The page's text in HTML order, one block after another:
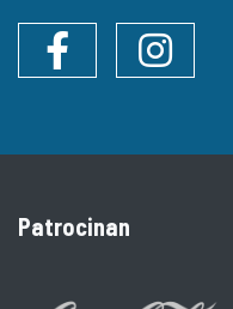
Instagram
Patrocinan